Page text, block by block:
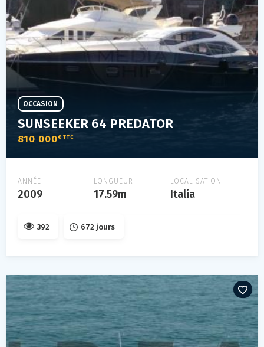
SUNSEEKER 64 PREDATOR
810 000€ TTC
OCCASION
ANNÉE
2009
LONGUEUR
17.59m
LOCALISATION
Italia
392 672 jours